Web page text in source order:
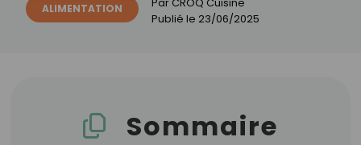
ALIMENTATION Par CROQ Cuisine
Publié le 23/06/2025
Sommaire